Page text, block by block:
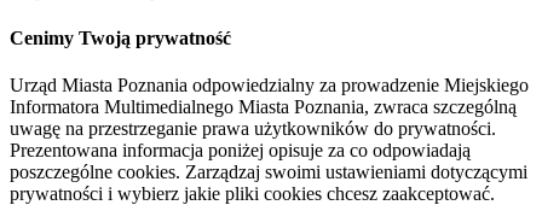
Cenimy Twoją prywatność
Urząd Miasta Poznania odpowiedzialny za prowadzenie Miejskiego
Informatora Multimedialnego Miasta Poznania, zwraca szczególną
uwagę na przestrzeganie prawa użytkowników do prywatności.
Prezentowana informacja poniżej opisuje za co odpowiadają
poszczególne cookies. Zarządzaj swoimi ustawieniami dotyczącymi
prywatności i wybierz jakie pliki cookies chcesz zaakceptować.